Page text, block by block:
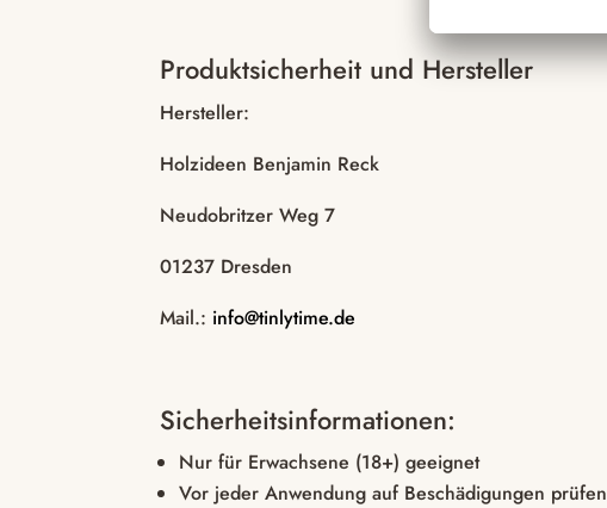
Produktsicherheit und Hersteller
Hersteller:
Holzideen Benjamin Reck
Neudobritzer Weg 7
01237 Dresden
Mail.: info@tinlytime.de
Sicherheitsinformationen:
Nur für Erwachsene (18+) geeignet
Vor jeder Anwendung auf Beschädigungen prüfen